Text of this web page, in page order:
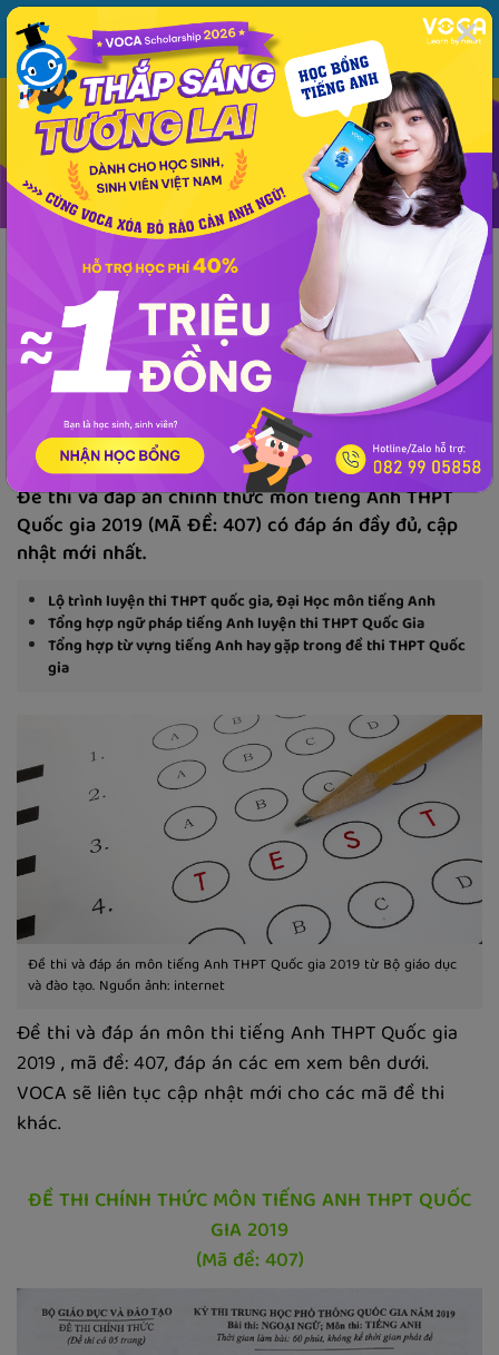
MENU ĐĂNG NHẬP
Từ vựng Ngữ pháp Mẫu câu Học phát âm Luyện viết
Giải đề thi môn tiếng Anh Lớp 10 Lớp 11
Tiếng Anh Lớp 12 -
Phổ thông
Tiếng Anh Lớp 12 - THPT, Quốc Gia
Đề thi và đáp án chính thức môn tiếng Anh
THPT Quốc gia 2019 (Mã đề: 407)
VOCA đăng lúc 22:51 27/06/2019
Đề thi và đáp án chính thức môn tiếng Anh THPT
Quốc gia 2019 (MÃ ĐỀ: 407) có đáp án đầy đủ, cập
nhật mới nhất.
Lộ trình luyện thi THPT quốc gia, Đại Học môn tiếng Anh
Tổng hợp ngữ pháp tiếng Anh luyện thi THPT Quốc Gia
Tổng hợp từ vựng tiếng Anh hay gặp trong đề thi THPT Quốc
gia
Đề thi và đáp án môn tiếng Anh THPT Quốc gia 2019 từ Bộ giáo dục
và đào tạo. Nguồn ảnh: internet
Đề thi và đáp án môn thi tiếng Anh THPT Quốc gia
2019 , mã đề: 407, đáp án các em xem bên dưới.
VOCA sẽ liên tục cập nhật mới cho các mã đề thi
khác.
ĐỀ THI CHÍNH THỨC MÔN TIẾNG ANH THPT QUỐC
GIA 2019
(Mã đề: 407)